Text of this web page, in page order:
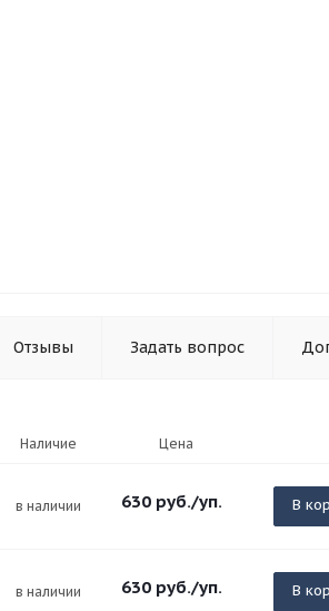
Отзывы Задать вопрос
Наличие Цена
в наличии 630 руб./уп. В
в наличии 630 руб./уп. В